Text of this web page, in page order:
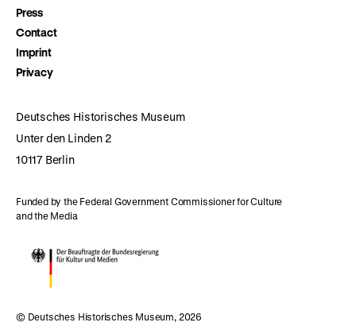
Press
Contact
Imprint
Privacy
Deutsches Historisches Museum
Unter den Linden 2
10117 Berlin
Funded by the Federal Government Commissioner for Culture
and the Media
© Deutsches Historisches Museum, 2026